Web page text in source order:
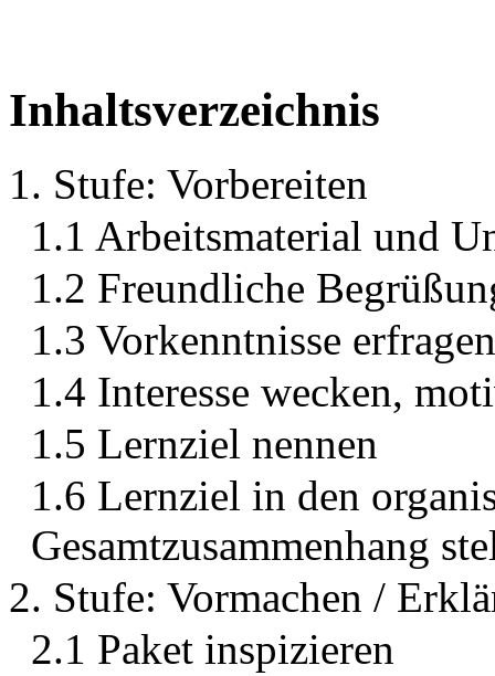
Inhaltsverzeichnis
1. Stufe: Vorbereiten
1.1 Arbeitsmaterial und
1.2 Freundliche
1.3 Vorkenntnisse erfragen
1.4 Interesse wecken,
1.5 Lernziel nennen
1.6 Lernziel in den
Gesamtzusammenhang
2. Stufe: Vormachen /
2.1 Paket inspizieren